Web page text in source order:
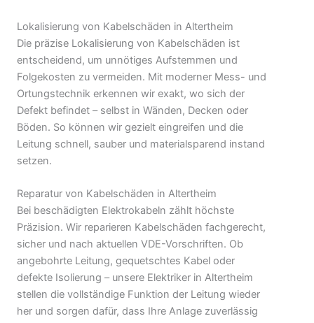
Lokalisierung von Kabelschäden in Altertheim
Die präzise Lokalisierung von Kabelschäden ist
entscheidend, um unnötiges Aufstemmen und
Folgekosten zu vermeiden. Mit moderner Mess- und
Ortungstechnik erkennen wir exakt, wo sich der
Defekt befindet – selbst in Wänden, Decken oder
Böden. So können wir gezielt eingreifen und die
Leitung schnell, sauber und materialsparend instand
setzen.
Reparatur von Kabelschäden in Altertheim
Bei beschädigten Elektrokabeln zählt höchste
Präzision. Wir reparieren Kabelschäden fachgerecht,
sicher und nach aktuellen VDE-Vorschriften. Ob
angebohrte Leitung, gequetschtes Kabel oder
defekte Isolierung – unsere Elektriker in Altertheim
stellen die vollständige Funktion der Leitung wieder
her und sorgen dafür, dass Ihre Anlage zuverlässig